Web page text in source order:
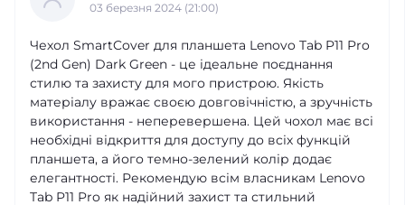
03 березня 2024 (21:00)
Чехол SmartCover для планшета Lenovo Tab P11 Pro
(2nd Gen) Dark Green - це ідеальне поєднання
стилю та захисту для мого пристрою. Якість
матеріалу вражає своєю довговічністю, а зручність
використання - неперевершена. Цей чохол має всі
необхідні відкриття для доступу до всіх функцій
планшета, а його темно-зелений колір додає
елегантності. Рекомендую всім власникам Lenovo
Tab P11 Pro як надійний захист та стильний